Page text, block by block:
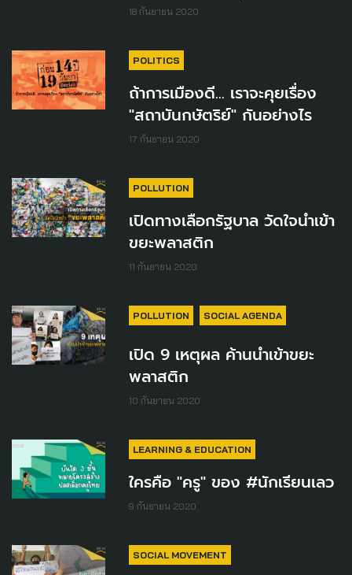
18 กันยายน 2020
POLITICS
ถ้าการเมืองดี... เราจะคุยเรื่อง
"สถาบันกษัตริย์" กันอย่างไร
17 กันยายน 2020
POLLUTION
เปิดทางเลือกรัฐบาล วัดใจนำเข้า
ขยะพลาสติก
11 กันยายน 2020
POLLUTION SOCIAL AGENDA
เปิด 9 เหตุผล ค้านนำเข้าขยะ
พลาสติก
10 กันยายน 2020
LEARNING & EDUCATION
ใครคือ "ครู" ของ #นักเรียนเลว
9 กันยายน 2020
SOCIAL MOVEMENT